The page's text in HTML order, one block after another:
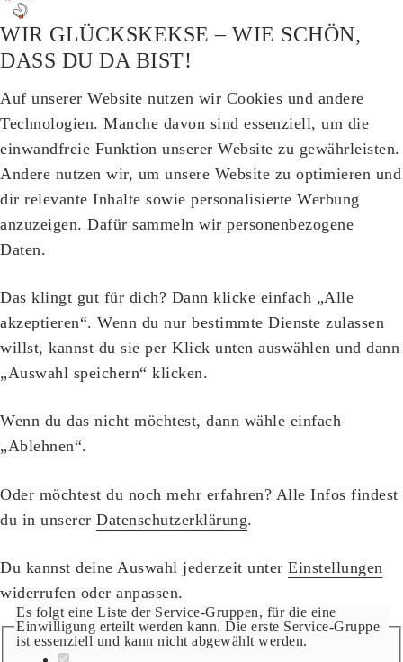
WIR GLÜCKSKEKSE – WIE SCHÖN,
DASS DU DA BIST!
Auf unserer Website nutzen wir Cookies und andere
Technologien. Manche davon sind essenziell, um die
einwandfreie Funktion unserer Website zu gewährleisten.
Andere nutzen wir, um unsere Website zu optimieren und
dir relevante Inhalte sowie personalisierte Werbung
anzuzeigen. Dafür sammeln wir personenbezogene
Daten.
Das klingt gut für dich? Dann klicke einfach „Alle
akzeptieren“. Wenn du nur bestimmte Dienste zulassen
willst, kannst du sie per Klick unten auswählen und dann
„Auswahl speichern“ klicken.
Wenn du das nicht möchtest, dann wähle einfach
„Ablehnen“.
Oder möchtest du noch mehr erfahren? Alle Infos findest
du in unserer Datenschutzerklärung.
Du kannst deine Auswahl jederzeit unter Einstellungen
widerrufen oder anpassen.
Es folgt eine Liste der Service-Gruppen, für die eine
Einwilligung erteilt werden kann. Die erste Service-Gruppe
ist essenziell und kann nicht abgewählt werden.